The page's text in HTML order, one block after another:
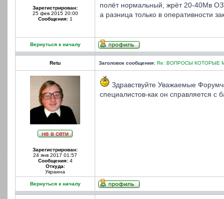
Зарегистрирован:
25 фев 2015 20:00
Сообщения:1
полёт нормальный, жрёт 20-40Мв
а разница только в оперативности
Вернуться к началу
Retu Заголовок сообщения: Re: ВОПРОСЫ КОТОРЫЕ
Зарегистрирован:
24 янв 2017 01:57
Сообщения:4
Откуда:
Украина
Здравствуйте Уважаемые
специалистов-как он справляется
Вернуться к началу